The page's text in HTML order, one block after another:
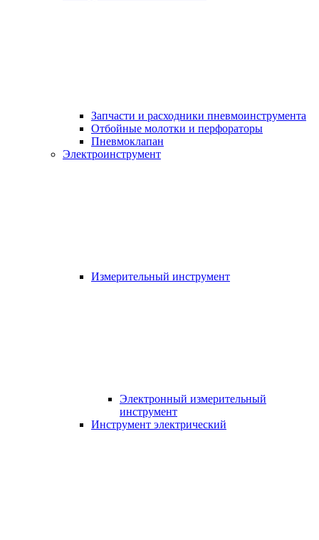
Запчасти и расходники пневмоинструмента
Отбойные молотки и перфораторы
Пневмоклапан
Электроинструмент
Измерительный инструмент
Электронный измерительный
инструмент
Инструмент электрический